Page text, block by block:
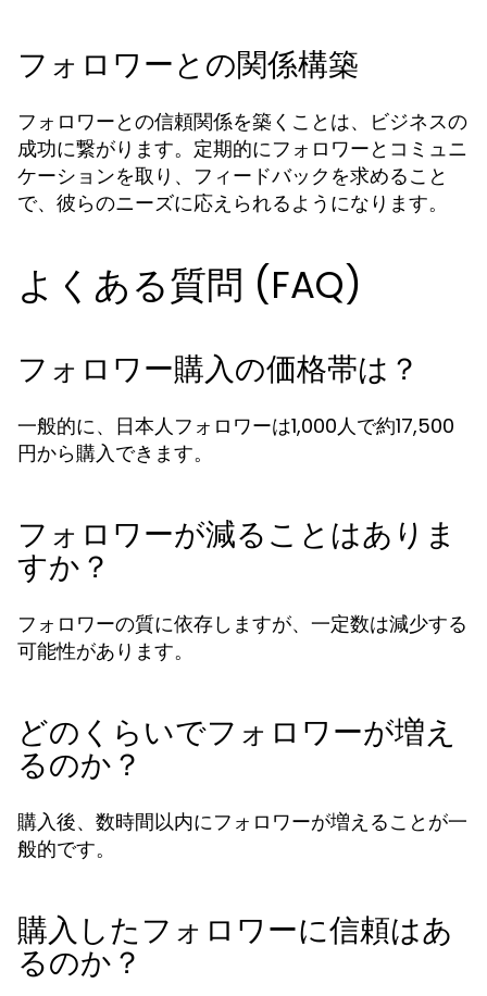
フォロワーとの関係構築
フォロワーとの信頼関係を築くことは、ビジネスの
成功に繋がります。定期的にフォロワーとコミュニ
ケーションを取り、フィードバックを求めること
で、彼らのニーズに応えられるようになります。
よくある質問 (FAQ)
フォロワー購入の価格帯は？
一般的に、日本人フォロワーは1,000人で約17,500
円から購入できます。
フォロワーが減ることはありま
すか？
フォロワーの質に依存しますが、一定数は減少する
可能性があります。
どのくらいでフォロワーが増え
るのか？
購入後、数時間以内にフォロワーが増えることが一
般的です。
購入したフォロワーに信頼はあ
るのか？